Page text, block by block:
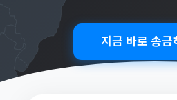
지금 바로 송